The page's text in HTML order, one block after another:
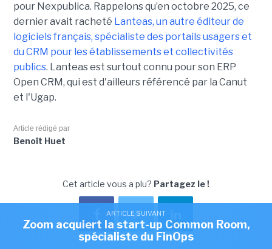
pour Nexpublica. Rappelons qu’en octobre 2025, ce
dernier avait racheté Lanteas, un autre éditeur de
logiciels français, spécialiste des portails usagers et
du CRM pour les établissements et collectivités
publics. Lanteas est surtout connu pour son ERP
Open CRM, qui est d'ailleurs référencé par la Canut
et l'Ugap.
Article rédigé par
Benoît Huet
Cet article vous a plu? Partagez le !
ARTICLE SUIVANT
Zoom acquiert la start-up Common Room,
spécialiste du FinOps